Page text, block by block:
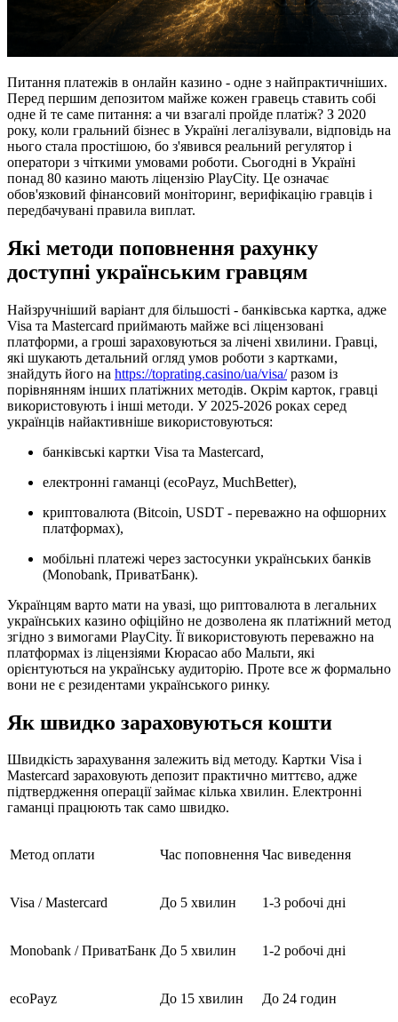
Питання платежів в онлайн казино - одне з найпрактичніших.
Перед першим депозитом майже кожен гравець ставить собі
одне й те саме питання: а чи взагалі пройде платіж? З 2020
року, коли гральний бізнес в Україні легалізували, відповідь на
нього стала простішою, бо з'явився реальний регулятор і
оператори з чіткими умовами роботи. Сьогодні в Україні
понад 80 казино мають ліцензію PlayCity. Це означає
обов'язковий фінансовий моніторинг, верифікацію гравців і
передбачувані правила виплат.
Які методи поповнення рахунку
доступні українським гравцям
Найзручніший варіант для більшості - банківська картка, адже
Visa та Mastercard приймають майже всі ліцензовані
платформи, а гроші зараховуються за лічені хвилини. Гравці,
які шукають детальний огляд умов роботи з картками,
знайдуть його на https://toprating.casino/ua/visa/разом із
порівнянням інших платіжних методів. Окрім карток, гравці
використовують і інші методи. У 2025-2026 роках серед
українців найактивніше використовуються:
банківські картки Visa та Mastercard,
електронні гаманці (ecoPayz, MuchBetter),
криптовалюта (Bitcoin, USDT - переважно на офшорних
платформах),
мобільні платежі через застосунки українських банків
(Monobank, ПриватБанк).
Українцям варто мати на увазі, що риптовалюта в легальних
українських казино офіційно не дозволена як платіжний метод
згідно з вимогами PlayCity. Її використовують переважно на
платформах із ліцензіями Кюрасао або Мальти, які
орієнтуються на українську аудиторію. Проте все ж формально
вони не є резидентами українського ринку.
Як швидко зараховуються кошти
Швидкість зарахування залежить від методу. Картки Visa і
Mastercard зараховують депозит практично миттєво, адже
підтвердження операції займає кілька хвилин. Електронні
гаманці працюють так само швидко.
Метод оплати Час поповнення Час виведення
Visa / Mastercard До 5 хвилин 1-3 робочі дні
Monobank / ПриватБанк До 5 хвилин 1-2 робочі дні
ecoPayz До 15 хвилин До 24 годин